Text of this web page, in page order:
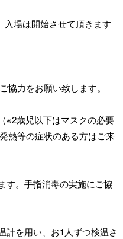
場は開始させて頂きます
力をお願い致します。
※2歳児以下はマスクの必要
熱等の症状のある方はご来
す。手指消毒の実施にご協
計を用い、お1人ずつ検温さ